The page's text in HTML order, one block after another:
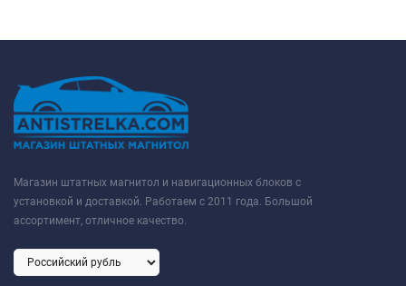
Магазин штатных магнитол и навигационных блоков с
установкой и доставкой. Работаем с 2011 года. Большой
ассортимент, отличное качество.